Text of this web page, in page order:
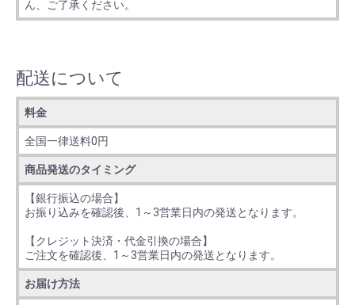
ん、ご了承ください。
配送について
料金
全国一律送料0円
商品発送のタイミング
【銀行振込の場合】
お振り込みを確認後、1～3営業日内の発送となります。
【クレジット決済・代金引換の場合】
ご注文を確認後、1～3営業日内の発送となります。
お届け方法